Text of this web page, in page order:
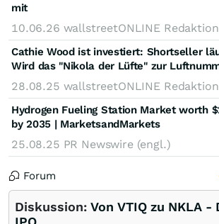
mit
10.06.26 wallstreetONLINE Redaktion
Cathie Wood ist investiert: Shortseller
Wird das "Nikola der Lüfte" zur
28.08.25 wallstreetONLINE Redaktion
Hydrogen Fueling Station Market worth
by 2035 | MarketsandMarkets
25.08.25 PR Newswire (engl.)
Forum
Diskussion: Von VTIQ zu NKLA -